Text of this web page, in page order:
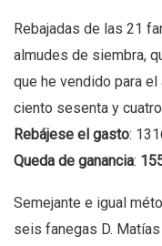
Rebajadas de las 21
almudes de siembra,
que he vendido para
ciento sesenta y
Rebájese el gasto:
Queda de ganancia:
Semejante e igual
seis fanegas D. Matías